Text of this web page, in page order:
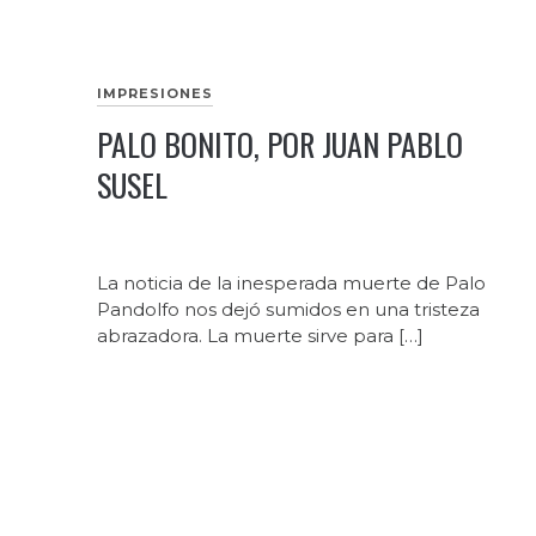
IMPRESIONES
PALO BONITO, POR JUAN PABLO
SUSEL
La noticia de la inesperada muerte de Palo
Pandolfo nos dejó sumidos en una tristeza
abrazadora. La muerte sirve para […]